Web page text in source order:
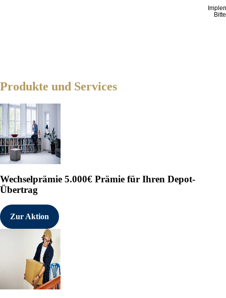
Produkte und Services
Wechselprämie 5.000€ Prämie für Ihren Depot-
Übertrag
Zur Aktion